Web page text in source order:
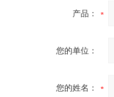
产品：
您的单位：
您的姓名：